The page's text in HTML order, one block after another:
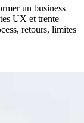
un business
UX et trente
retours, limites